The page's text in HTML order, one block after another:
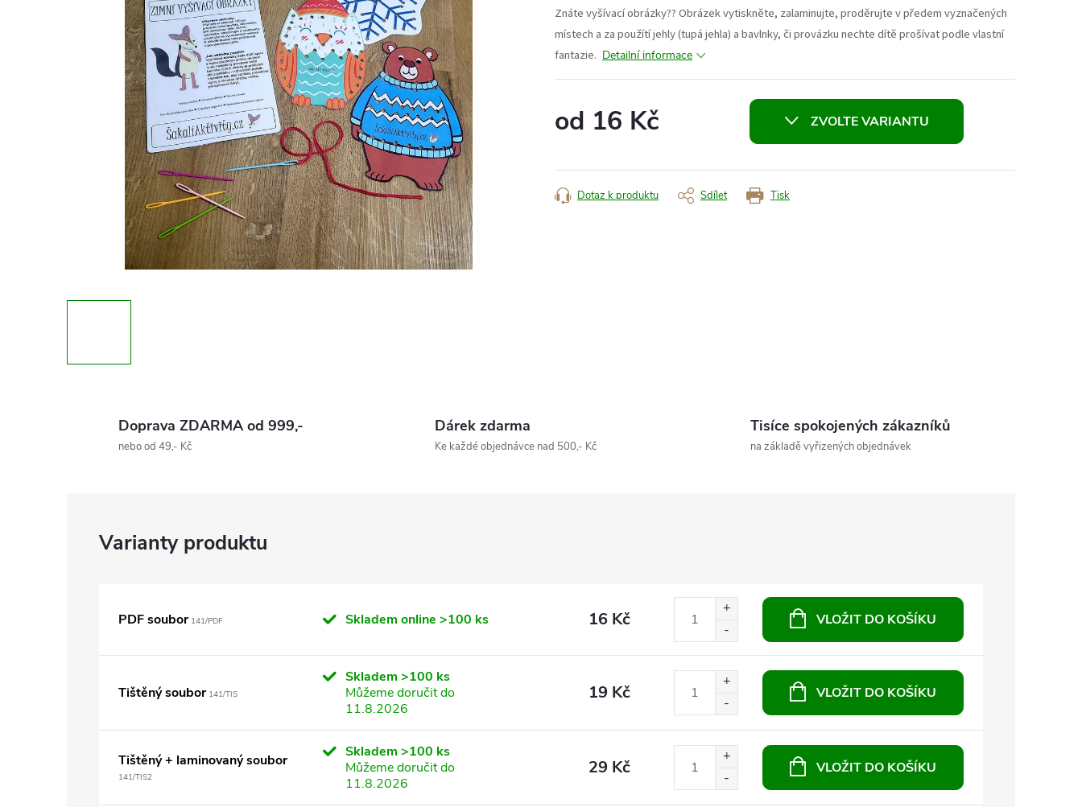
Znáte vyšívací obrázky?? Obrázek vytiskněte, zalaminujte, proděrujte v předem vyznačených
místech a za použítí jehly (tupá jehla) a bavlnky, či provázku nechte dítě prošívat podle vlastní
fantazie. Detailní informace
od 16 Kč ZVOLTE VARIANTU
Tisk
Dotaz k produktu Sdílet
Doprava ZDARMA od 999,-
nebo od 49,- Kč
Dárek zdarma
Ke každé objednávce nad 500,- Kč
Tisíce spokojených zákazníků
na základě vyřizených objednávek
PDF soubor141/PDF Skladem online>100 ks 16 Kč VLOŽIT DO KOŠÍKU
Tištěný soubor141/TIS
Skladem>100 ks
Můžeme doručit do
11.8.2026
19 Kč VLOŽIT DO KOŠÍKU
Tištěný + laminovaný soubor
141/TIS2
Skladem>100 ks
Můžeme doručit do
11.8.2026
29 Kč VLOŽIT DO KOŠÍKU